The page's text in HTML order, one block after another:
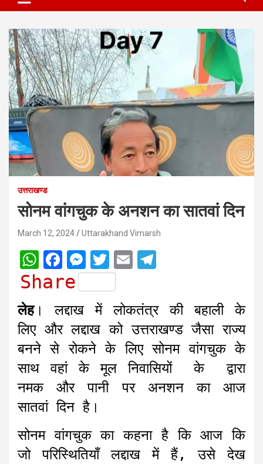
उत्तराखण्ड
सोनम वांगचुक के अनशन का सातवां दिन
March 12, 2024 Uttarakhand Vimarsh
W
h
t
s
A
p
p
F
a
e
b
o
o
k
M
e
s
s
e
n
g
e
r
T
w
i
t
t
e
r
E
a
i
l
e
g
r
a
m
Share
लेह। लद्दाख में लोकतंत्र की बहाली के
लिए और लद्दाख को उत्तराखण्ड जैसा राज्य
बनने से रोकने के लिए सोनम वांगचुक के
साथ वहां के मूल निवासियों के द्वारा
नमक और पानी पर अनशन का आज
सातवां दिन है।
सोनम वांगचुक का कहना है कि आज कि
जो परिस्थितियाँ लद्दाख में हैं, उसे देख